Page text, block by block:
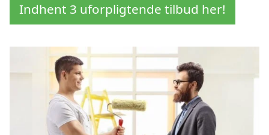
Indhent 3 uforpligtende tilbud her!